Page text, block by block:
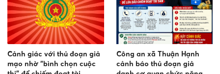
Cảnh giác với thủ đoạn giả
mạo nhờ “bình chọn cuộc
Công an xã Thuận Hạnh
cảnh báo thủ đoạn giả